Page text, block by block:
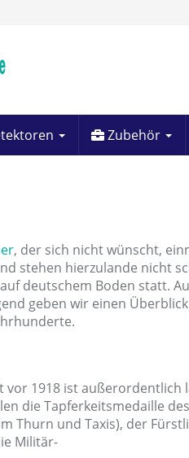
Zubehör
, der sich nicht wünscht,
stehen hierzulande nicht
deutschem Boden statt.
geben wir einen
vor 1918 ist
die Tapferkeitsmedaille
Thurn und Taxis), der
Militär-